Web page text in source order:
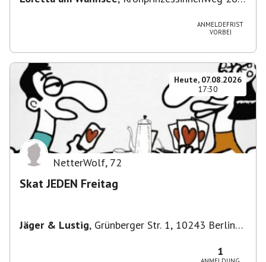
ANMELDEFRIST
VORBEI
Heute, 07.08.2026
17:30
NetterWolf, 72
Skat JEDEN Freitag
Jäger & Lustig, Grünberger Str. 1, 10243 Berlin-
1